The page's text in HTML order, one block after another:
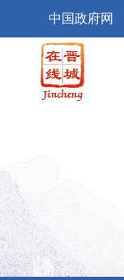
中国政府网